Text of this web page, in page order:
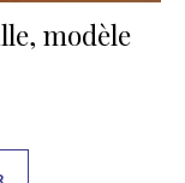
modèle